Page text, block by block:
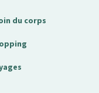
du corps